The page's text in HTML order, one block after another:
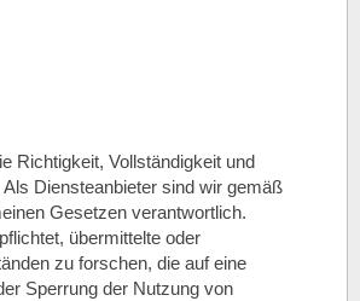
Richtigkeit, Vollständigkeit und
Diensteanbieter sind wir gemäß
Gesetzen verantwortlich.
übermittelte oder
zu forschen, die auf eine
Sperrung der Nutzung von